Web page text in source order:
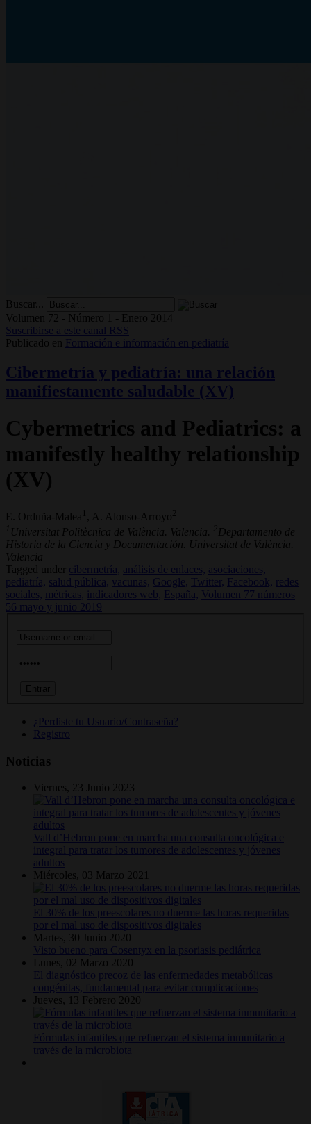
Buscar...
Volumen 72 - Número 1 - Enero 2014
Suscribirse a este canal RSS
Publicado en
Formación e información en pediatría
Cibermetría y pediatría: una relación
manifiestamente saludable (XV)
Cybermetrics and Pediatrics: a
manifestly healthy relationship
(XV)
E. Orduña-Malea 1 , A. Alonso-Arroyo
1 Universitat Politècnica de València. Valencia. 2 Departamento de
Historia de la Ciencia y Documentación. Universitat de València.
Valencia
Tagged under
cibermetría, análisis de enlaces, asociaciones,
pediatría, salud pública, vacunas, Google, Twitter, Facebook,
redes
sociales,
métricas, indicadores web, España,
Volumen 77 números
56 mayo y junio 2019
¿Perdiste tu Usuario/Contraseña?
Registro
Noticias
Viernes, 23 Junio 2023
Vall d’Hebron pone en marcha una consulta oncológica e
integral para tratar los tumores de adolescentes y jóvenes
adultos
Miércoles, 03 Marzo 2021
El 30% de los preescolares no duerme las horas requeridas
por el mal uso de dispositivos digitales
Martes, 30 Junio 2020
Visto bueno para Cosentyx en la psoriasis pediátrica
Lunes, 02 Marzo 2020
El diagnóstico precoz de las enfermedades metabólicas
congénitas, fundamental para evitar complicaciones
Jueves, 13 Febrero 2020
Fórmulas infantiles que refuerzan el sistema inmunitario a
través de la microbiota